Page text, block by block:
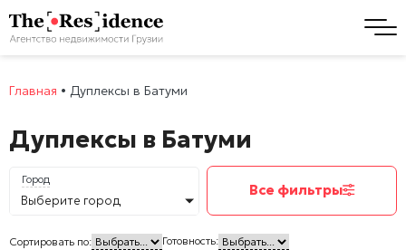
Главная • Дуплексы в Батуми
Дуплексы в Батуми
Город
Выберите город
Все фильтры
Сортировать по: Готовность: